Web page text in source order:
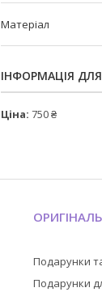
Матеріал
ІНФОРМАЦІЯ
Ціна: 750 ₴
Подарунки
Подарунки